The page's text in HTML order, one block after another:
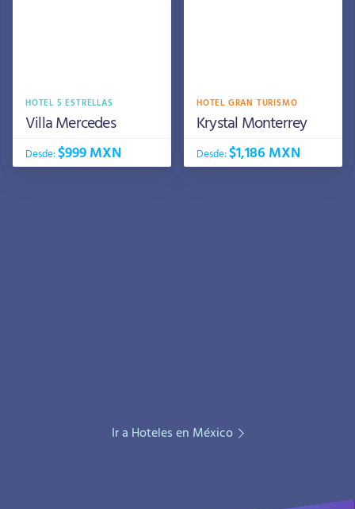
HOTEL 5 ESTRELLAS
Villa Mercedes
Desde:$999 MXN
HOTEL GRAN TURISMO
Krystal Monterrey
Desde:$1,186 MXN
Ir a Hoteles en México